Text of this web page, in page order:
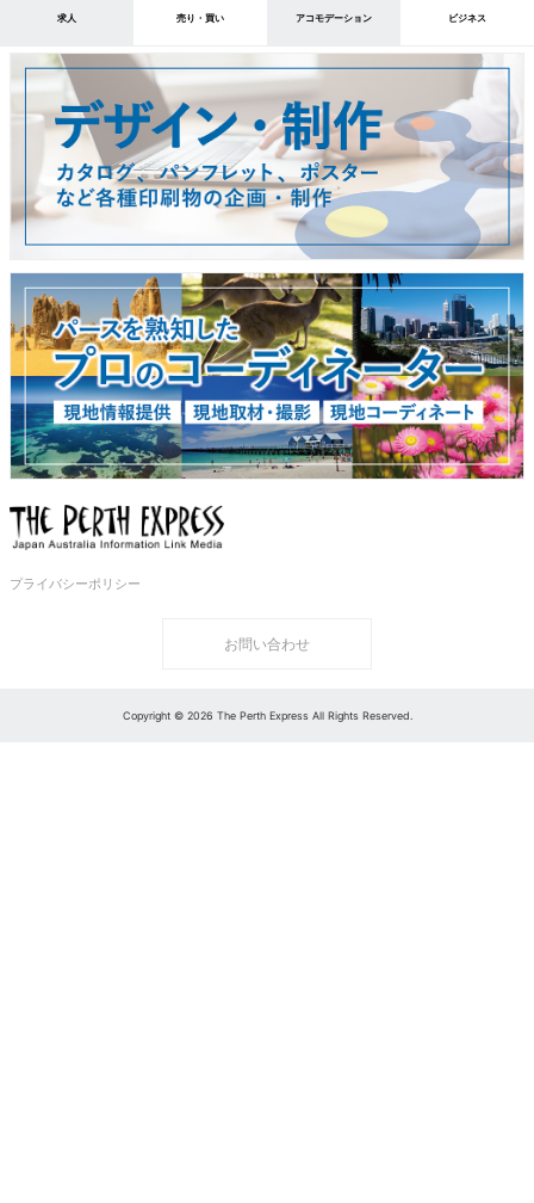
求人 売り・買い アコモデーション ビジネス
プライバシーポリシー
お問い合わせ
Copyright © 2026 The Perth Express All Rights Reserved.